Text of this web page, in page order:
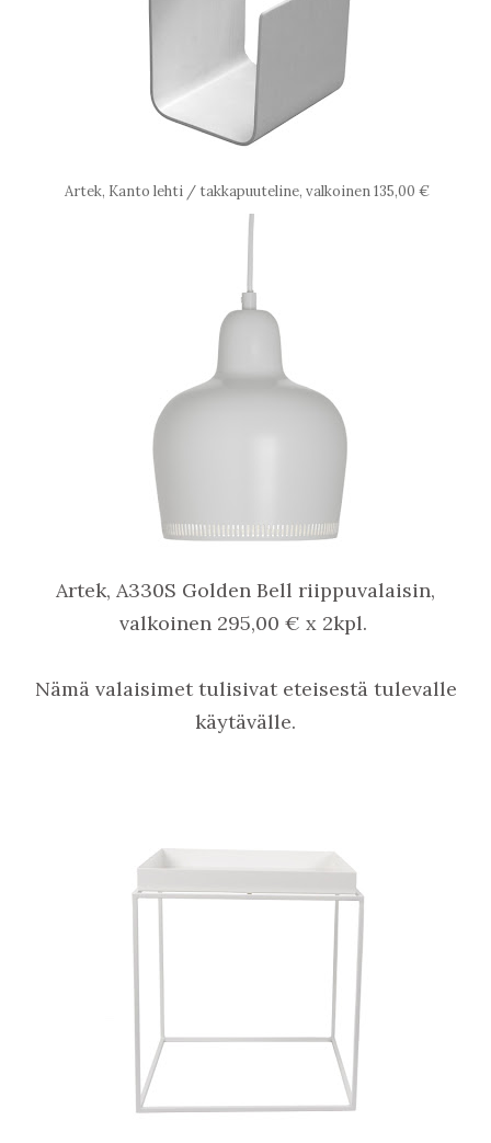
Artek, Kanto lehti / takkapuuteline, valkoinen 135,00 €
Artek, A330S Golden Bell riippuvalaisin,
valkoinen 295,00 € x 2kpl.
Nämä valaisimet tulisivat eteisestä tulevalle
käytävälle.